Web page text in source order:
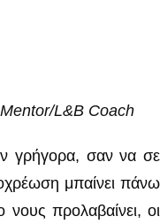
L&B Coach
γρήγορα, σαν να σε
μπαίνει πάνω
προλαβαίνει, οι